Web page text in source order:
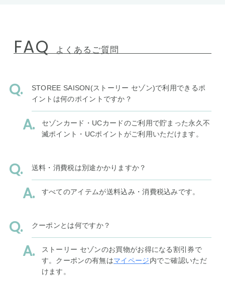
FAQ よくあるご質問
STOREE SAISON(ストーリー セゾン)で利用できるポ
イントは何のポイントですか？
セゾンカード・UCカードのご利用で貯まった永久不
滅ポイント・UCポイントがご利用いただけます。
送料・消費税は別途かかりますか？
すべてのアイテムが送料込み・消費税込みです。
クーポンとは何ですか？
ストーリー セゾンのお買物がお得になる割引券で
す。クーポンの有無はマイページ内でご確認いただ
けます。